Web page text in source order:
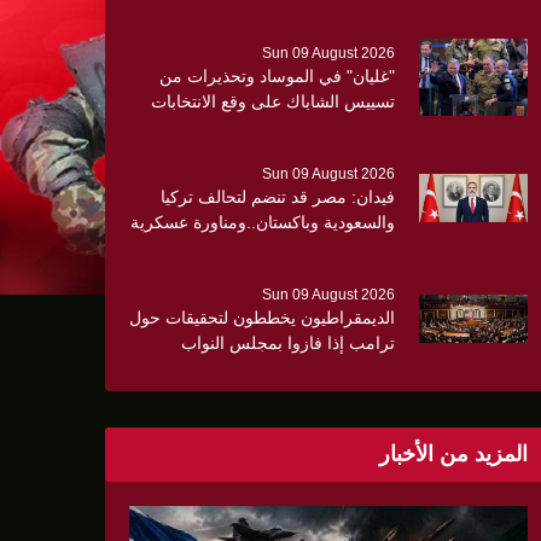
Sun 09 August 2026
"غليان" في الموساد وتحذيرات من
تسييس الشاباك على وقع الانتخابات
Sun 09 August 2026
فيدان: مصر قد تنضم لتحالف تركيا
والسعودية وباكستان..ومناورة عسكرية
Sun 09 August 2026
الديمقراطيون يخططون لتحقيقات حول
ترامب إذا فازوا بمجلس النواب
المزيد من الأخبار